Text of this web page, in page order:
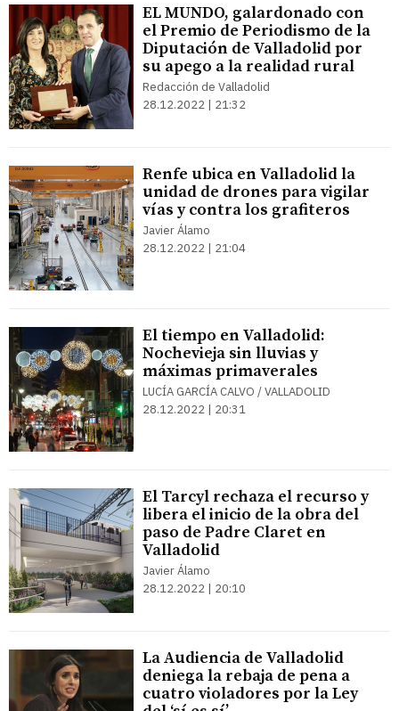
EL MUNDO, galardonado con
el Premio de Periodismo de la
Diputación de Valladolid por
su apego a la realidad rural
Redacción de Valladolid
28.12.2022 | 21:32
Renfe ubica en Valladolid la
unidad de drones para vigilar
vías y contra los grafiteros
Javier Álamo
28.12.2022 | 21:04
El tiempo en Valladolid:
Nochevieja sin lluvias y
máximas primaverales
LUCÍA GARCÍA CALVO / VALLADOLID
28.12.2022 | 20:31
El Tarcyl rechaza el recurso y
libera el inicio de la obra del
paso de Padre Claret en
Valladolid
Javier Álamo
28.12.2022 | 20:10
La Audiencia de Valladolid
deniega la rebaja de pena a
cuatro violadores por la Ley